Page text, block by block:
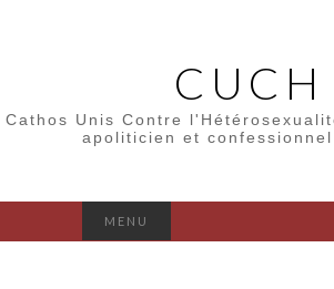
CUCH
Cathos Unis Contre
apoliticien et confessionnel
MENU